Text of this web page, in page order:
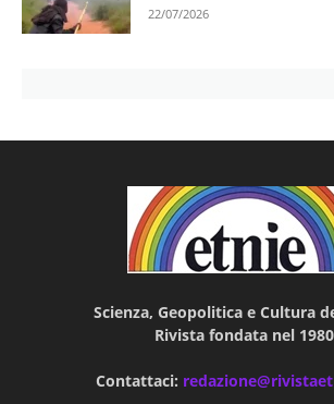
22/07/2026
Scienza, Geopolitica e Cultura
Rivista fondata nel 1980
Contattaci: